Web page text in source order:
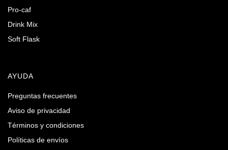
Pro-caf
Drink Mix
Soft Flask
AYUDA
Preguntas frecuentes
Aviso de privacidad
Términos y condiciones
Políticas de envíos